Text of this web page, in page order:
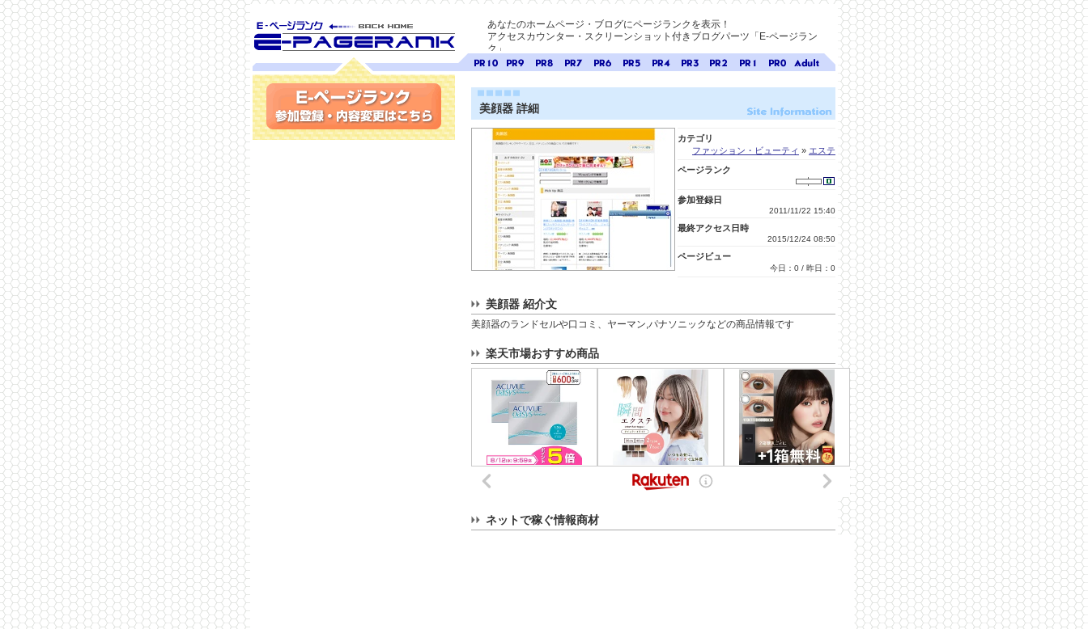
SEO対策に E-ページ
ランク
あなたのホームページ・ブログにページランクを表示！
アクセスカウンター・スクリーンショット付きブログパーツ「E-ページラン
ク」
ランク
10
ランク
9
ランクランクランクランクランクランクランクランクランクダルト
検索
A-ペー
美顔器 詳細
カテゴリ
ファッション・ビューティ » エステ
ページランク
参加登録日
2011/11/22 15:40
最終アクセス日時
2015/12/24 08:50
ページビュー
今日：0 / 昨日：0
美顔器 紹介文
美顔器のランドセルや口コミ、ヤーマン,パナソニックなどの商品情報です
楽天市場おすすめ商品
ネットで稼ぐ情報商材
参加登録(無料)・内容変更